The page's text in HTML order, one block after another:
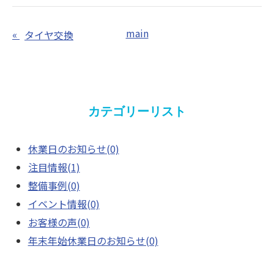
« タイヤ交換 main
カテゴリーリスト
休業日のお知らせ(0)
注目情報(1)
整備事例(0)
イベント情報(0)
お客様の声(0)
年末年始休業日のお知らせ(0)